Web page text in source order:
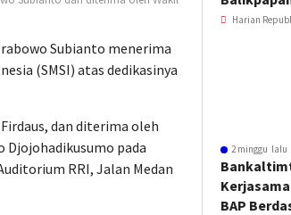
Subianto menerima
(SMSI) atas dedikasinya
dan diterima oleh
Djojohadikusumo pada
RRI, Jalan Medan
Harian
2 minggu lalu
BAP